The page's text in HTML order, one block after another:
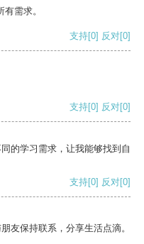
需求。
支持[0] 反对[0]
支持[0] 反对[0]
的学习需求，让我能够找到自
支持[0] 反对[0]
友保持联系，分享生活点滴。